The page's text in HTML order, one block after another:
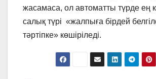
жасамаса, ол автоматты түрде ең
салық түрі «жалпыға бірдей
тәртіпке» көшіріледі.